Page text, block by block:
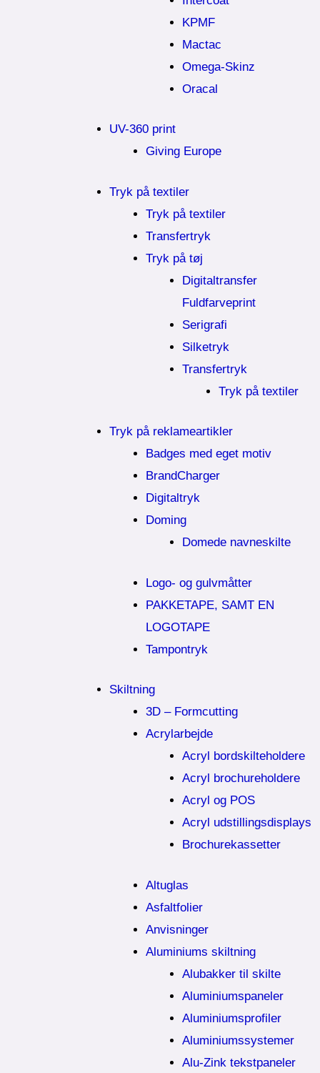
KPMF
Mactac
Omega-Skinz
Oracal
UV-360 print
Giving Europe
Tryk på textiler
Tryk på textiler
Transfertryk
Tryk på tøj
Digitaltransfer
Fuldfarveprint
Serigrafi
Silketryk
Transfertryk
Tryk på textiler
Tryk på reklameartikler
Badges med eget motiv
BrandCharger
Digitaltryk
Doming
Domede navneskilte
Logo- og gulvmåtter
PAKKETAPE, SAMT EN
LOGOTAPE
Tampontryk
Skiltning
3D – Formcutting
Acrylarbejde
Acryl bordskilteholdere
Acryl brochureholdere
Acryl og POS
Acryl udstillingsdisplays
Brochurekassetter
Altuglas
Asfaltfolier
Anvisninger
Aluminiums skiltning
Alubakker til skilte
Aluminiumspaneler
Aluminiumsprofiler
Aluminiumssystemer
Alu-Zink tekstpaneler